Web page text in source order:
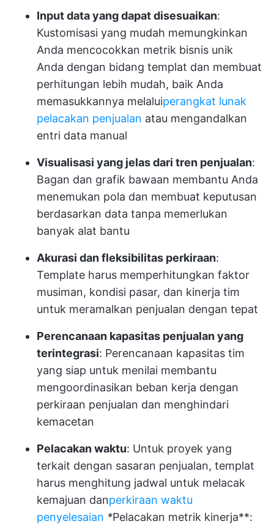
Input data yang dapat disesuaikan:
Kustomisasi yang mudah memungkinkan
Anda mencocokkan metrik bisnis unik
Anda dengan bidang templat dan membuat
perhitungan lebih mudah, baik Anda
memasukkannya melaluiperangkat lunak
pelacakan penjualan atau mengandalkan
entri data manual
Visualisasi yang jelas dari tren penjualan:
Bagan dan grafik bawaan membantu Anda
menemukan pola dan membuat keputusan
berdasarkan data tanpa memerlukan
banyak alat bantu
Akurasi dan fleksibilitas perkiraan:
Template harus memperhitungkan faktor
musiman, kondisi pasar, dan kinerja tim
untuk meramalkan penjualan dengan tepat
Perencanaan kapasitas penjualan yang
terintegrasi: Perencanaan kapasitas tim
yang siap untuk menilai membantu
mengoordinasikan beban kerja dengan
perkiraan penjualan dan menghindari
kemacetan
Pelacakan waktu: Untuk proyek yang
terkait dengan sasaran penjualan, templat
harus menghitung jadwal untuk melacak
kemajuan danperkiraan waktu
penyelesaian *Pelacakan metrik kinerja**: